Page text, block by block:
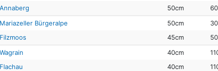
Annaberg
50cm
Mariazeller Bürgeralpe
50cm
Filzmoos
45cm
Wagrain
40cm
Flachau
40cm